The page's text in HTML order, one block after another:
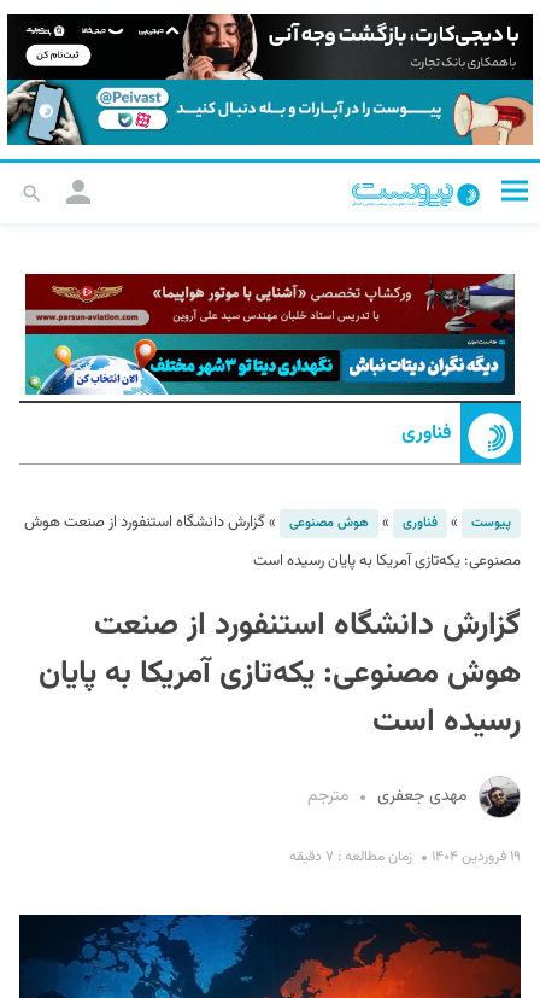
فناوری
پیوست » فناوری » هوش مصنوعی »گزارش دانشگاه استنفورد از صنعت هوش
مصنوعی: یکه‌تازی آمریکا به پایان رسیده است
گزارش دانشگاه استنفورد از صنعت
هوش مصنوعی: یکه‌تازی آمریکا به پایان
رسیده است
مهدی جعفری مترجم
۱۹ فروردین ۱۴۰۴ زمان مطالعه : ۷ دقیقه